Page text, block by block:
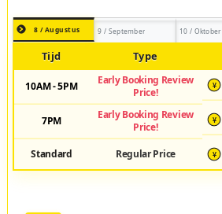
8 / Augustus 9 / September 10 / Oktober
Tijd Type
10AM - 5PM
Early Booking Review
Price!
¥
7PM
Early Booking Review
Price!
¥
Standard Regular Price ¥